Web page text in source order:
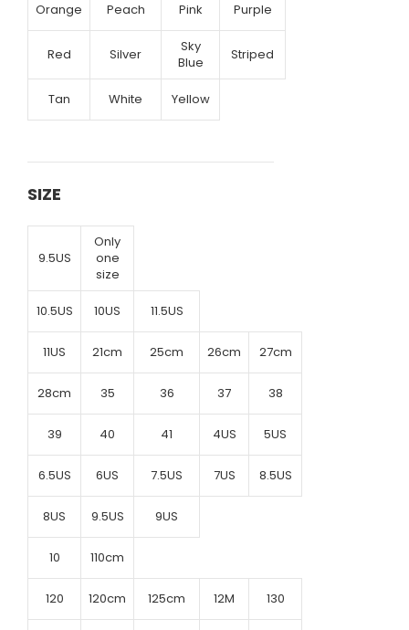
Orange Peach Pink Purple
Red Silver
Sky
Blue
Striped
Tan White Yellow
SIZE
9.5US
Only
one
size
10.5US 10US 11.5US
11US 21cm 25cm 26cm 27cm
28cm 35 36 37 38
39 40 41 4US 5US
6.5US 6US 7.5US 7US 8.5US
8US 9.5US 9US
10 110cm
120 120cm 125cm 12M 130